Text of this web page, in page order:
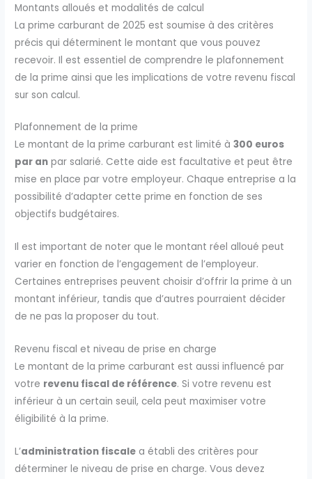
Montants alloués et modalités de calcul
La prime carburant de 2025 est soumise à des critères
précis qui déterminent le montant que vous pouvez
recevoir. Il est essentiel de comprendre le plafonnement
de la prime ainsi que les implications de votre revenu fiscal
sur son calcul.
Plafonnement de la prime
Le montant de la prime carburant est limité à300 euros
par an par salarié. Cette aide est facultative et peut être
mise en place par votre employeur. Chaque entreprise a la
possibilité d’adapter cette prime en fonction de ses
objectifs budgétaires.
Il est important de noter que le montant réel alloué peut
varier en fonction de l’engagement de l’employeur.
Certaines entreprises peuvent choisir d’offrir la prime à un
montant inférieur, tandis que d’autres pourraient décider
de ne pas la proposer du tout.
Revenu fiscal et niveau de prise en charge
Le montant de la prime carburant est aussi influencé par
votre revenu fiscal de référence. Si votre revenu est
inférieur à un certain seuil, cela peut maximiser votre
éligibilité à la prime.
L’administration fiscale a établi des critères pour
déterminer le niveau de prise en charge. Vous devez